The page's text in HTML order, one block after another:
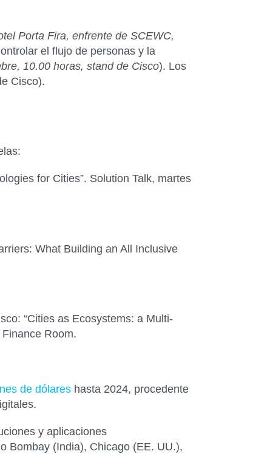
Porta Fira, enfrente de SCEWC,
el flujo de personas y la
10.00 horas, stand de Cisco). Los
Cisco).
for Cities”. Solution Talk, martes
What Building an All Inclusive
“Cities as Ecosystems: a Multi-
Room.
de dólares hasta 2024, procedente
y aplicaciones
Bombay (India), Chicago (EE. UU.),